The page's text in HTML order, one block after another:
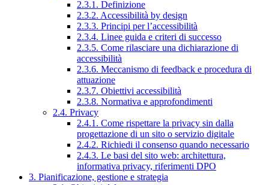
2.3.1. Definizione
2.3.2. Accessibilità by design
2.3.3. Principi per l’accessibilità
2.3.4. Linee guida e criteri di successo
2.3.5. Come rilasciare una dichiarazione di
accessibilità
2.3.6. Meccanismo di feedback e procedura di
attuazione
2.3.7. Obiettivi accessibilità
2.3.8. Normativa e approfondimenti
2.4. Privacy
2.4.1. Come rispettare la privacy sin dalla
progettazione di un sito o servizio digitale
2.4.2. Richiedi il consenso quando necessario
2.4.3. Le basi del sito web: architettura,
informativa privacy, riferimenti DPO
3. Pianificazione, gestione e strategia